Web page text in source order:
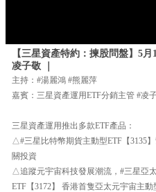
【三星資產特約：揀股問盤】5
凌子敬 ｜
主持：#湯麗鴻 #熊麗萍
嘉賓：三星資產運用ETF分銷主管 #凌
三星資產運用推出多款ETF產品：
△#三星比特幣期貨主動型ETF【3135
關投資
△追蹤元宇宙科技發展潮流，#三星亞
ETF【3172】 香港首隻亞太元宇宙主動